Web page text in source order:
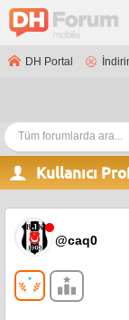
DH Portal
Kullanıcı
@caq0